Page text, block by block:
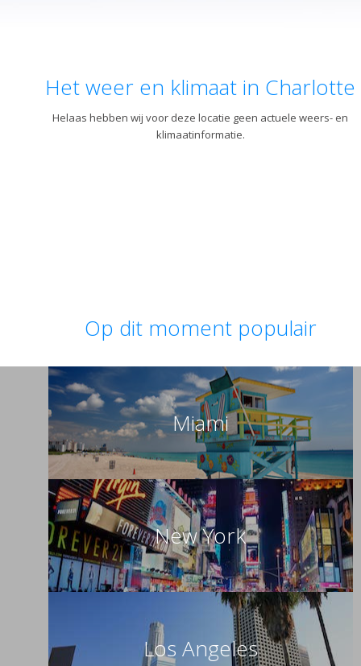
Het weer en klimaat in Charlotte
Helaas hebben wij voor deze locatie geen actuele weers- en
klimaatinformatie.
Op dit moment populair
Miami
New York
Los Angeles